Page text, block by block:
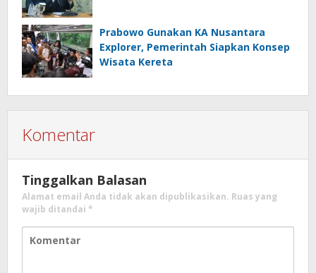
Prabowo Gunakan KA Nusantara
Explorer, Pemerintah Siapkan Konsep
Wisata Kereta
Komentar
Tinggalkan Balasan
Alamat email Anda tidak akan dipublikasikan. Ruas yang
wajib ditandai *